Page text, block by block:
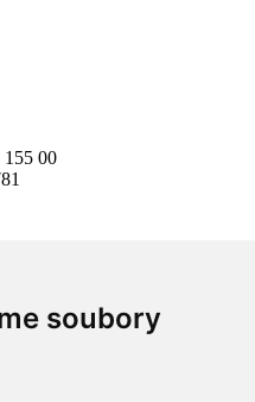
soubory
155 00